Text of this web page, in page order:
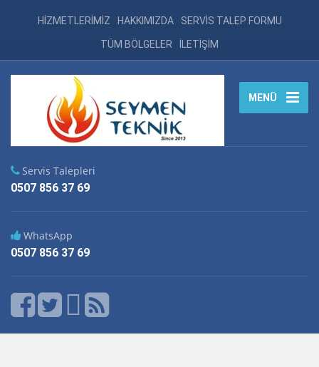
HİZMETLERİMİZ HAKKIMIZDA SERVİS TALEP FORMU
TÜM BÖLGELER İLETİŞİM
MENÜ
Servis Talepleri
0507 856 37 69
WhatsApp
0507 856 37 69